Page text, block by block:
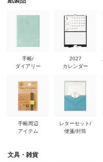
手帳/
ダイアリー
手帳周辺
アイテム
2027
カレンダー
レターセット/
便箋/封筒
文具・雑貨